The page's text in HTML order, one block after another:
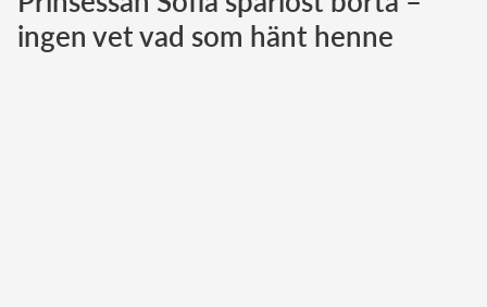
Norska kungahuset
ingen vet vad som hänt henne